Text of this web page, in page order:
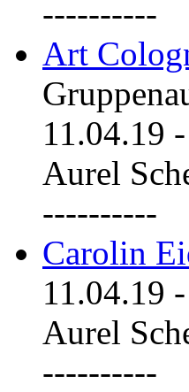
----------
Art
11.04.19 -
Aurel
----------
Carolin
11.04.19 -
Aurel
----------